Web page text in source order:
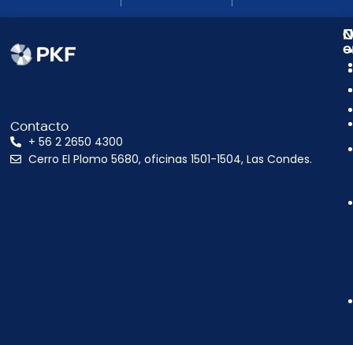
Contacto
+ 56 2 2650 4300
Cerro El Plomo 5680, oficinas 1501-1504, Las Condes.